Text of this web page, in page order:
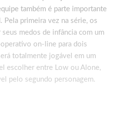
também é parte importante
. Pela primeira vez na série, os
medos de infância com um
on-line para dois
totalmente jogável em um
escolher entre Low ou Alone,
pelo segundo personagem.